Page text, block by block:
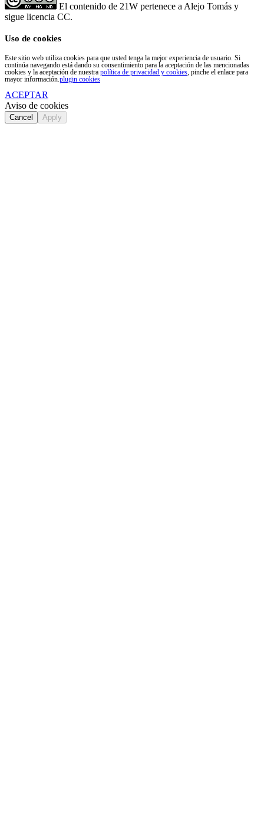
El contenido de 21W pertenece a Alejo Tomás y
sigue licencia CC.
Uso de cookies
Este sitio web utiliza cookies para que usted tenga la mejor experiencia de usuario. Si
continúa navegando está dando su consentimiento para la aceptación de las mencionadas
cookies y la aceptación de nuestra política de privacidad y cookies, pinche el enlace para
mayor información.plugin cookies
ACEPTAR
Aviso de cookies
Cancel Apply